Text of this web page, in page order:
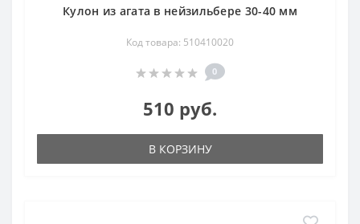
Кулон из агата в нейзильбере 30-40 мм
Код товара: 510410020
0
510 руб.
В КОРЗИНУ